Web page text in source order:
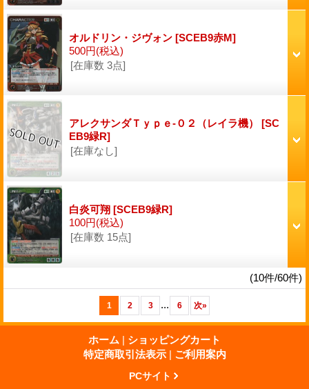
オルドリン・ジヴォン [SCEB9赤M]
500円(税込)
[在庫数 3点]
アレクサンダＴｙｐｅ-０２（レイラ機） [SC
EB9緑R]
[在庫なし]
白炎可翔 [SCEB9緑R]
100円(税込)
[在庫数 15点]
(10件/60件)
1 2 3 ... 6 次»
ホーム | ショッピングカート
特定商取引法表示 | ご利用案内
PCサイト